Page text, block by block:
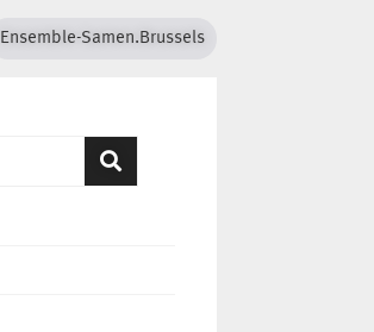
Ensemble-Samen.Brussels